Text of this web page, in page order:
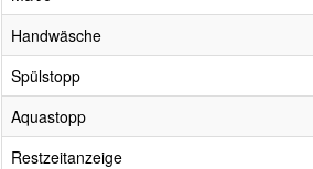
Handwäsche
Spülstopp
Aquastopp
Restzeitanzeige